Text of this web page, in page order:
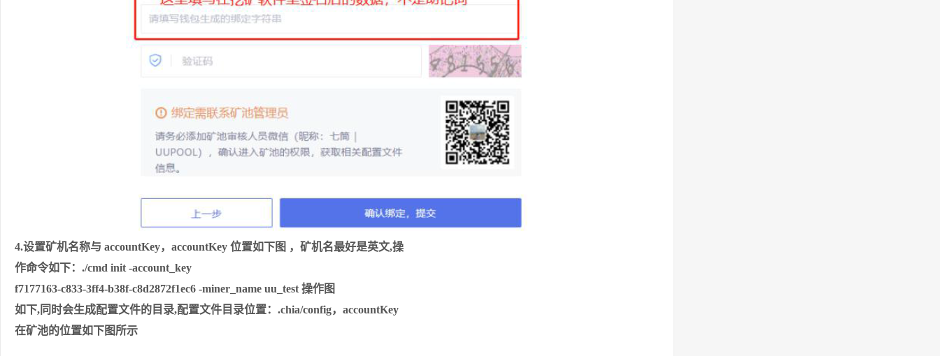
4.设置矿机名称与 accountKey，accountKey 位置如下图 ，矿机名最好是英文,操
作命令如下：./cmd init -account_key
f7177163-c833-3ff4-b38f-c8d2872f1ec6 -miner_name uu_test 操作图
如下,同时会生成配置文件的目录,配置文件目录位置：.chia/config，accountKey
在矿池的位置如下图所示